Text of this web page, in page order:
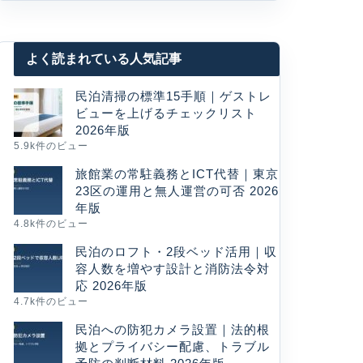
よく読まれている人気記事
民泊清掃の標準15手順｜ゲストレ
ビューを上げるチェックリスト
2026年版
5.9k件のビュー
旅館業の常駐義務とICT代替｜東京
23区の運用と無人運営の可否 2026
年版
4.8k件のビュー
民泊のロフト・2段ベッド活用｜収
容人数を増やす設計と消防法令対
応 2026年版
4.7k件のビュー
民泊への防犯カメラ設置｜法的根
拠とプライバシー配慮、トラブル